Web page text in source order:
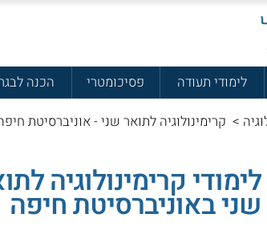
לימודי תעודה פסיכומטרי הכנה
> קרימינולוגיה לתואר שני - אוניברסיטת
לימודי קרימינולוגיה
שני באוניברסיטת חיפה